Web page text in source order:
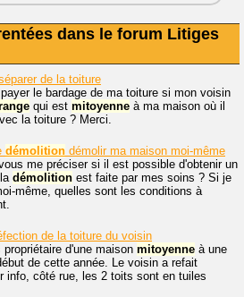
dans le forum Litiges
de la toiture
le bardage de ma toiture si mon voisin
qui est mitoyenne à ma maison où il
la toiture ? Merci.
démolition démolir ma maison moi-même
me préciser si il est possible d'obtenir un
démolition est faite par mes soins ? Si je
même, quelles sont les conditions à
de la toiture du voisin
d'une maison mitoyenne à une
de cette année. Le voisin a refait
info, côté rue, les 2 toits sont en tuiles